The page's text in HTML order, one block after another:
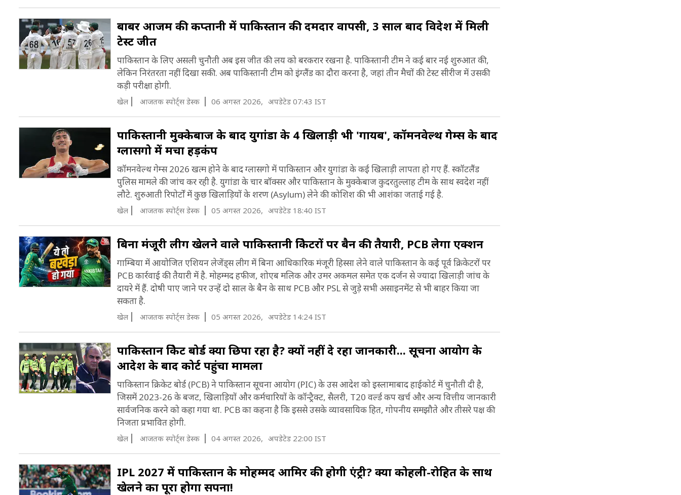
बाबर आजम की कप्तानी में पाकिस्तान की दमदार वापसी, 3 साल बाद विदेश में मिली
टेस्ट जीत
पाकिस्तान के लिए असली चुनौती अब इस जीत की लय को बरकरार रखना है. पाकिस्तानी टीम ने कई बार नई शुरुआत की,
लेकिन निरंतरता नहीं दिखा सकी. अब पाकिस्तानी टीम को इंग्लैंड का दौरा करना है, जहां तीन मैचों की टेस्ट सीरीज में उसकी
कड़ी परीक्षा होगी.
खेल आजतक स्पोर्ट्स डेस्क 06 अगस्त 2026, अपडेटेड 07:43 IST
पाकिस्तानी मुक्केबाज के बाद युगांडा के 4 खिलाड़ी भी 'गायब', कॉमनवेल्थ गेम्स के बाद
ग्लासगो में मचा हड़कंप
कॉमनवेल्थ गेम्स 2026 खत्म होने के बाद ग्लासगो में पाकिस्तान और युगांडा के कई खिलाड़ी लापता हो गए हैं. स्कॉटलैंड
पुलिस मामले की जांच कर रही है. युगांडा के चार बॉक्सर और पाकिस्तान के मुक्केबाज कुदरतुल्लाह टीम के साथ स्वदेश नहीं
लौटे. शुरुआती रिपोर्टों में कुछ खिलाड़ियों के शरण (Asylum) लेने की कोशिश की भी आशंका जताई गई है.
खेल आजतक स्पोर्ट्स डेस्क 05 अगस्त 2026, अपडेटेड 18:40 IST
बिना मंजूरी लीग खेलने वाले पाकिस्तानी क्रिकेटरों पर बैन की तैयारी, PCB लेगा एक्शन
गाम्ब‍िया में आयोजित एशियन लेजेंड्स लीग में बिना आधिकारिक मंजूरी हिस्सा लेने वाले पाकिस्तान के कई पूर्व क्रिकेटरों पर
PCB कार्रवाई की तैयारी में है. मोहम्मद हफीज, शोएब मलिक और उमर अकमल समेत एक दर्जन से ज्यादा खिलाड़ी जांच के
दायरे में हैं. दोषी पाए जाने पर उन्हें दो साल के बैन के साथ PCB और PSL से जुड़े सभी असाइनमेंट से भी बाहर किया जा
सकता है.
खेल आजतक स्पोर्ट्स डेस्क 05 अगस्त 2026, अपडेटेड 14:24 IST
पाकिस्तान क्रिकेट बोर्ड क्या छिपा रहा है? क्यों नहीं दे रहा जानकारी... सूचना आयोग के
आदेश के बाद कोर्ट पहुंचा मामला
पाकिस्तान क्रिकेट बोर्ड (PCB) ने पाकिस्तान सूचना आयोग (PIC) के उस आदेश को इस्लामाबाद हाईकोर्ट में चुनौती दी है,
जिसमें 2023-26 के बजट, खिलाड़ियों और कर्मचारियों के कॉन्ट्रैक्ट, सैलरी, T20 वर्ल्ड कप खर्च और अन्य वित्तीय जानकारी
सार्वजनिक करने को कहा गया था. PCB का कहना है कि इससे उसके व्यावसायिक हित, गोपनीय समझौते और तीसरे पक्ष की
निजता प्रभावित होगी.
खेल आजतक स्पोर्ट्स डेस्क 04 अगस्त 2026, अपडेटेड 22:00 IST
IPL 2027 में पाकिस्तान के मोहम्मद आमिर की होगी एंट्री? क्या कोहली-रोहित के साथ
खेलने का पूरा होगा सपना!